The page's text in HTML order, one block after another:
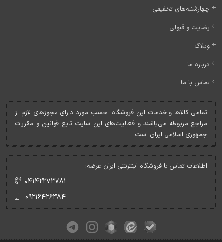
چهارشنبه‌های تخفیفی
رضایت و قبولی
وبلاگ
درباره ما
تماس با ما
تمامی کالاها و خدمات اين فروشگاه، حسب مورد دارای مجوزهای لازم از
مراجع مربوطه می‌باشند و فعاليت‌های اين سايت تابع قوانين و مقررات
جمهوری اسلامی ايران است.
اطلاعات تماس با فروشگاه اینترنتی ایران عرضه:
۰۴۱۴۲۲۷۳۷۸۱
۰۹۲۱۶۴۲۶۳۸۴